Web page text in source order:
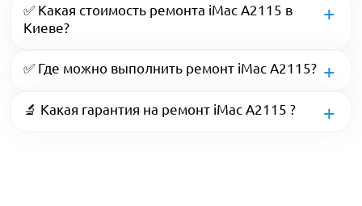
✅ Какая стоимость ремонта iMac A2115 в
Киеве?
✅ Где можно выполнить ремонт iMac A2115?
🔬 Какая гарантия на ремонт iMac A2115 ?